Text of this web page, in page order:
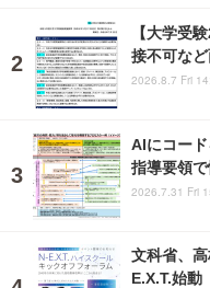
【大学受
接不可な
2026.8.7 Fri
AIにコー
指導要領
2026.7.31 Fri
文科省、
E.X.T.始動